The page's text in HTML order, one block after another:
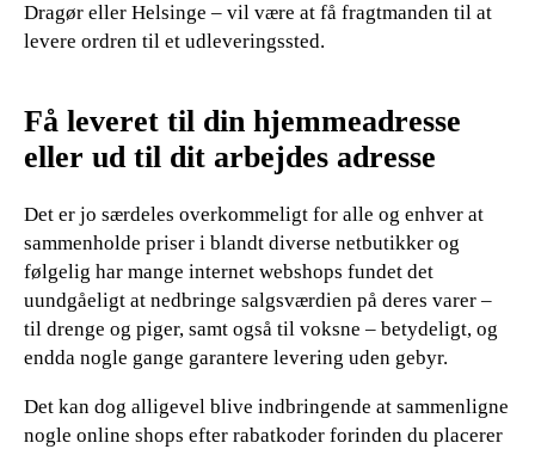
Dragør eller Helsinge – vil være at få fragtmanden til at
levere ordren til et udleveringssted.
Få leveret til din hjemmeadresse
eller ud til dit arbejdes adresse
Det er jo særdeles overkommeligt for alle og enhver at
sammenholde priser i blandt diverse netbutikker og
følgelig har mange internet webshops fundet det
uundgåeligt at nedbringe salgsværdien på deres varer –
til drenge og piger, samt også til voksne – betydeligt, og
endda nogle gange garantere levering uden gebyr.
Det kan dog alligevel blive indbringende at sammenligne
nogle online shops efter rabatkoder forinden du placerer